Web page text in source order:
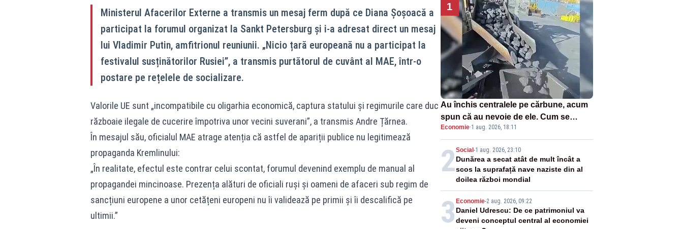
Ministerul Afacerilor Externe a transmis un mesaj ferm după ce Diana Șoșoacă a
participat la forumul organizat la Sankt Petersburg și i-a adresat direct un mesaj
lui Vladimir Putin, amfitrionul reuniunii. „Nicio țară europeană nu a participat la
festivalul susținătorilor Rusiei”, a transmis purtătorul de cuvânt al MAE, într-o
postare pe rețelele de socializare.
Valorile UE sunt „incompatibile cu oligarhia economică, captura statului și regimurile care duc
războaie ilegale de cucerire împotriva unor vecini suverani”, a transmis Andre Țărnea.
În mesajul său, oficialul MAE atrage atenția că astfel de apariții publice nu legitimează
propaganda Kremlinului:
„În realitate, efectul este contrar celui scontat, forumul devenind exemplu de manual al
propagandei mincinoase. Prezența alături de oficiali ruși și oameni de afaceri sub regim de
sancțiuni europene a unor cetățeni europeni nu îi validează pe primii și îi descalifică pe
ultimii.”
1
Au închis centralele pe cărbune, acum
spun că au nevoie de ele. Cum se
pasează vina în plină criză energetică
Economie·1 aug. 2026, 18:11
2Social -1 aug. 2026, 23:10
Dunărea a secat atât de mult încât a
scos la suprafață nave naziste din al
doilea război mondial
3 Economie-2 aug. 2026, 09:22
Daniel Udrescu: De ce patrimoniul va
deveni conceptul central al economiei